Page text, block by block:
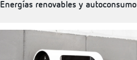
Energías renovables y autoconsumo